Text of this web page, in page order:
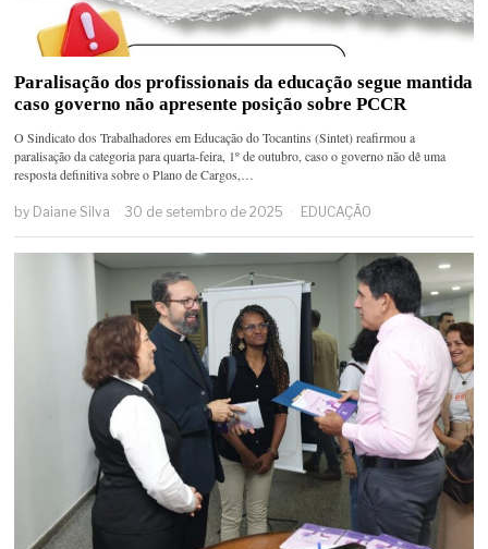
Paralisação dos profissionais da educação segue mantida
caso governo não apresente posição sobre PCCR
O Sindicato dos Trabalhadores em Educação do Tocantins (Sintet) reafirmou a
paralisação da categoria para quarta-feira, 1º de outubro, caso o governo não dê uma
resposta definitiva sobre o Plano de Cargos,…
by Daiane Silva 30 de setembro de 2025 EDUCAÇÃO